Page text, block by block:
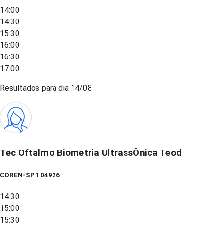
14:00
14:30
15:30
16:00
16:30
17:00
Resultados para dia 14/08
Tec Oftalmo Biometria UltrassÔnica Teod
COREN-SP 104926
14:30
15:00
15:30